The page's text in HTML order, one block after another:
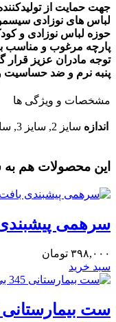
جهت حمایت از
لباس های نوزادی
حوزه لباس نوزادی و
پارچه مرغوب و مناسب
توجه مادران عزیز
پنبه نرم و ضد حساسیت
مشخصات و ویژگی ها
اندازه سایز 2, سایز 3, سایز 4, سایز 5, سایز6
این محصولات هم به
سرهمی پیشبندی بافت
۳۹۸,۰۰۰ تومان
سبد خرید